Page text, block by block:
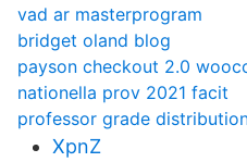
vad ar masterprogram
bridget oland blog
payson checkout 2.0
nationella prov 2021 facit
professor grade
XpnZ